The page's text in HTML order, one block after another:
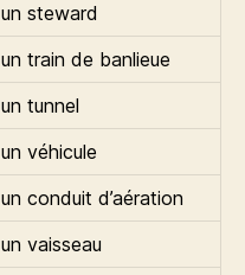
un steward
un train de banlieue
un tunnel
un véhicule
un conduit d’aération
un vaisseau